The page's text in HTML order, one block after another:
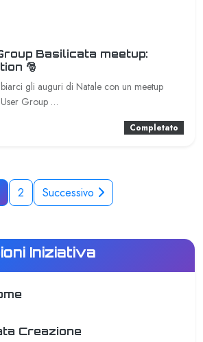
Basilicata meetup:
🎅
gli auguri di Natale con un meetup
Group …
Completato
2 Successivo
Iniziativa
Creazione